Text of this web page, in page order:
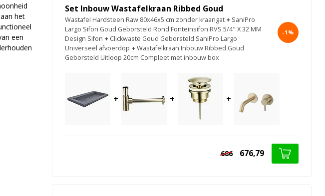
het
een
Set Inbouw Wastafelkraan Ribbed Goud
Wastafel Hardsteen Raw 80x46x5 cm zonder kraangat + SaniPro
Largo Sifon Goud Geborsteld Rond Fonteinsifon RVS 5/4" X 32 MM
Design Sifon + Clickwaste Goud Geborsteld SaniPro Largo
Universeel afvoerdop + Wastafelkraan Inbouw Ribbed Goud
Geborsteld Uitloop 20cm Compleet met inbouw box
-1%
+ + +
686 676,79